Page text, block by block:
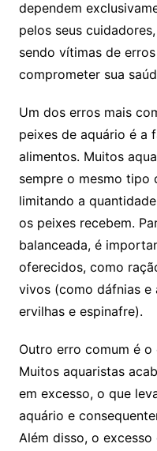
‌dependem
pelos seus‍
sendo vítimas de
comprometer​ sua
Um dos‍ erros mais
peixes de ‌aquário‍ é⁤ a
alimentos. ⁢Muitos
sempre o ‌mesmo tipo
limitando‌ a
os‌ peixes ‍recebem.
balanceada, é
⁤oferecidos, ​como
vivos (como dáfnias​ e
ervilhas e ⁣espinafre).
Outro erro comum‍ é o
Muitos aquaristas
em excesso, ⁤o ⁤que
aquário e
Além disso, o